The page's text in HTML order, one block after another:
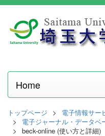
Home
トップページ
電子情報サー
電子ジャーナル・データベ
beck-online (使い方と詳細)